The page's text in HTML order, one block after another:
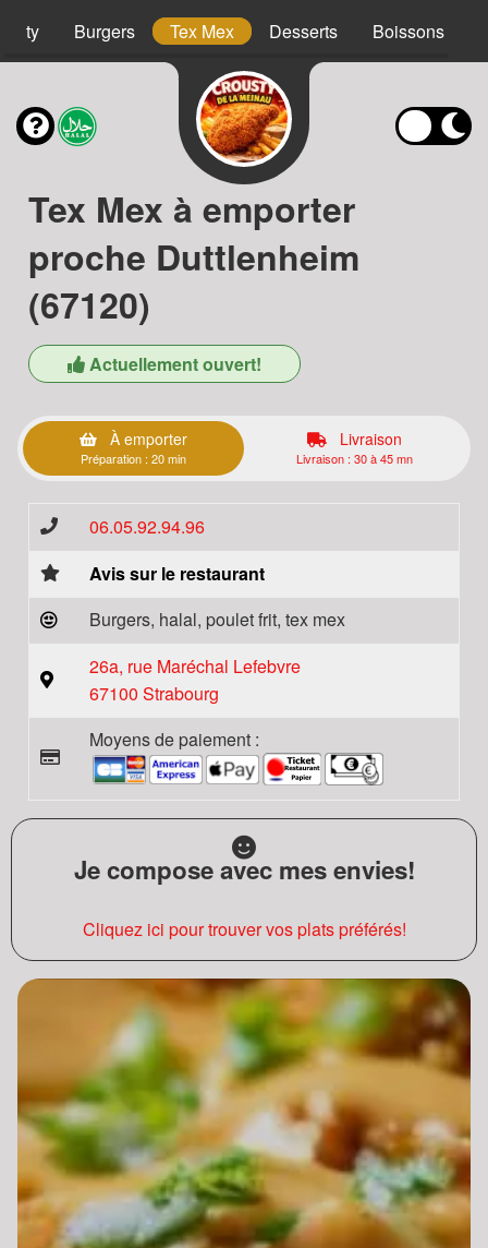
Burgers Tex Mex Desserts Boissons
Tex Mex à emporter
proche Duttlenheim
(67120)
Actuellement ouvert!
À emporter
Préparation : 20 min
Livraison
Livraison : 30 à 45 mn
06.05.92.94.96
Avis sur le restaurant
Burgers, halal, poulet frit, tex mex
26a, rue Maréchal Lefebvre
67100 Strabourg
Moyens de paiement :
Je compose avec mes envies!
Cliquez ici pour trouver vos plats préférés!